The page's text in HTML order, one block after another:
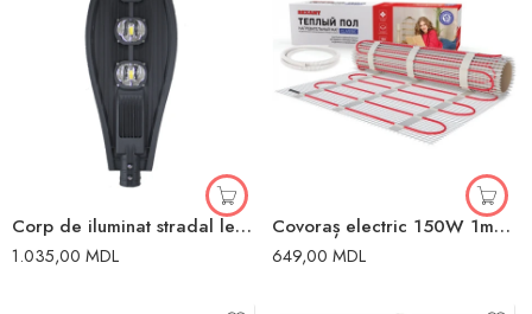
Corp de iluminat stradal led 150W 5500 K IP65
1.035,00 MDL
Covoraș electric 150W 1m2 Rexant
649,00 MDL